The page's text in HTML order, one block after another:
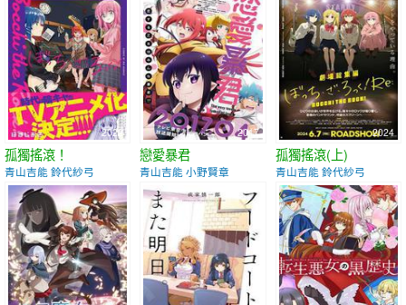
2022
孤獨搖滾！
青山吉能 鈴代紗弓
2017
戀愛暴君
青山吉能 小野賢章
2024
孤獨搖滾(上)
青山吉能 鈴代紗弓